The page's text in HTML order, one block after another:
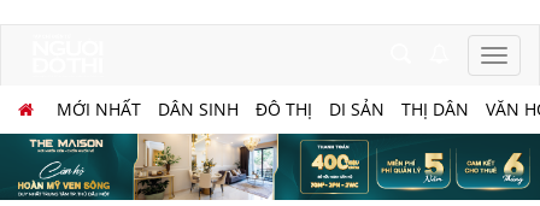
MỚI NHẤT DÂN SINH ĐÔ THỊ DI SẢN THỊ DÂN VĂN